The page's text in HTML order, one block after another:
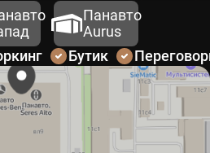
Панавто
Aurus
Бутик